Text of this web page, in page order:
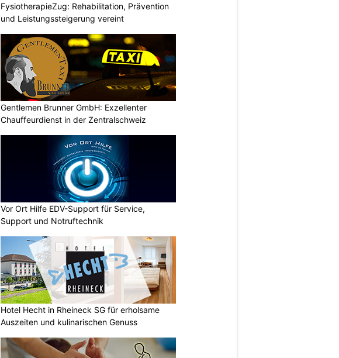
FysiotherapieZug: Rehabilitation, Prävention
und Leistungssteigerung vereint
Gentlemen Brunner GmbH: Exzellenter
Chauffeurdienst in der Zentralschweiz
Vor Ort Hilfe EDV-Support für Service,
Support und Notruftechnik
Hotel Hecht in Rheineck SG für erholsame
Auszeiten und kulinarischen Genuss